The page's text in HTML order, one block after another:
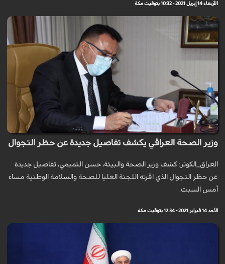
الأربعاء 14 إبريل 2021 - 10:32 بتوقيت مكة
وزير الصحة العراقي يكشف تفاصيل جديدة عن حظر التجوال
العراق_الكوثر: كشف وزير الصحة والبيئة، حسن التميمي، تفاصيل جديدة
عن حظر التجوال الذي اقرته اللجنة العليا للصحة والسلامة الوطنية مساء
أمس السبت.
الأحد 14 فبراير 2021 - 12:34 بتوقيت مكة